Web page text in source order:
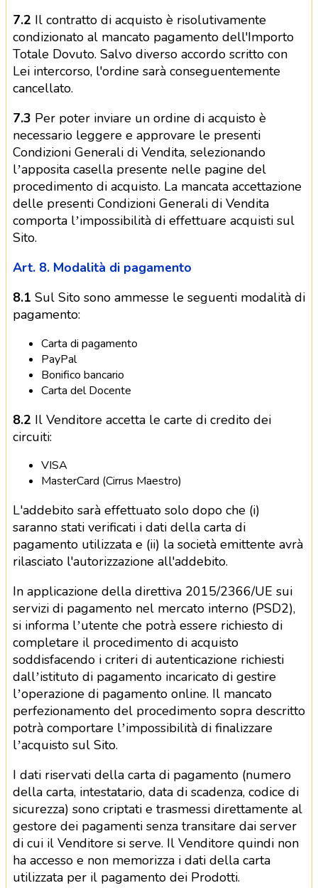
7.2 Il contratto di acquisto è risolutivamente
condizionato al mancato pagamento dell'Importo
Totale Dovuto. Salvo diverso accordo scritto con
Lei intercorso, l'ordine sarà conseguentemente
cancellato.
7.3 Per poter inviare un ordine di acquisto è
necessario leggere e approvare le presenti
Condizioni Generali di Vendita, selezionando
l’apposita casella presente nelle pagine del
procedimento di acquisto. La mancata accettazione
delle presenti Condizioni Generali di Vendita
comporta l’impossibilità di effettuare acquisti sul
Sito.
Art. 8. Modalità di pagamento
8.1 Sul Sito sono ammesse le seguenti modalità di
pagamento:
Carta di pagamento
PayPal
Bonifico bancario
Carta del Docente
8.2 Il Venditore accetta le carte di credito dei
circuiti:
VISA
MasterCard (Cirrus Maestro)
L'addebito sarà effettuato solo dopo che (i)
saranno stati verificati i dati della carta di
pagamento utilizzata e (ii) la società emittente avrà
rilasciato l'autorizzazione all'addebito.
In applicazione della direttiva 2015/2366/UE sui
servizi di pagamento nel mercato interno (PSD2),
si informa l’utente che potrà essere richiesto di
completare il procedimento di acquisto
soddisfacendo i criteri di autenticazione richiesti
dall’istituto di pagamento incaricato di gestire
l’operazione di pagamento online. Il mancato
perfezionamento del procedimento sopra descritto
potrà comportare l’impossibilità di finalizzare
l’acquisto sul Sito.
I dati riservati della carta di pagamento (numero
della carta, intestatario, data di scadenza, codice di
sicurezza) sono criptati e trasmessi direttamente al
gestore dei pagamenti senza transitare dai server
di cui il Venditore si serve. Il Venditore quindi non
ha accesso e non memorizza i dati della carta
utilizzata per il pagamento dei Prodotti.